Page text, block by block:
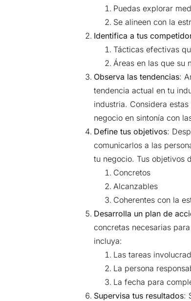
Puedas explorar
Se alineen con la
Identifica a tus
Tácticas efectivas
Áreas en las que su
Observa las tendencias:
tendencia actual en tu
industria. Considera
negocio en sintonía con
Define tus objetivos:
comunicarlos a las
tu negocio. Tus objetivos
Concretos
Alcanzables
Coherentes con la
Desarrolla un plan de
concretas necesarias
incluya:
Las tareas
La persona
La fecha para
Supervisa tus resultados: